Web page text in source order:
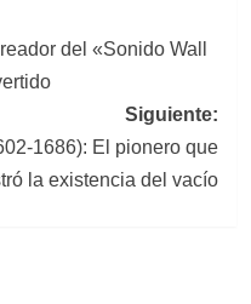
del «Sonido Wall
Siguiente:
1686): El pionero que
la existencia del vacío